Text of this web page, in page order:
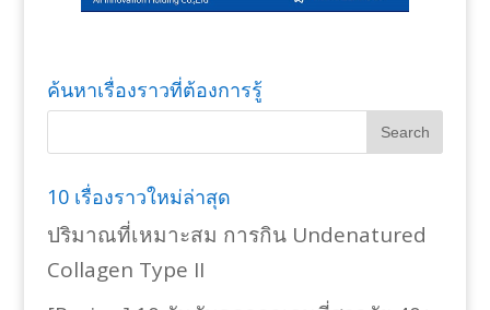
ค้นหาเรื่องราวที่ต้องการรู้
10 เรื่องราวใหม่ล่าสุด
ปริมาณที่เหมาะสม การกิน Undenatured
Collagen Type II